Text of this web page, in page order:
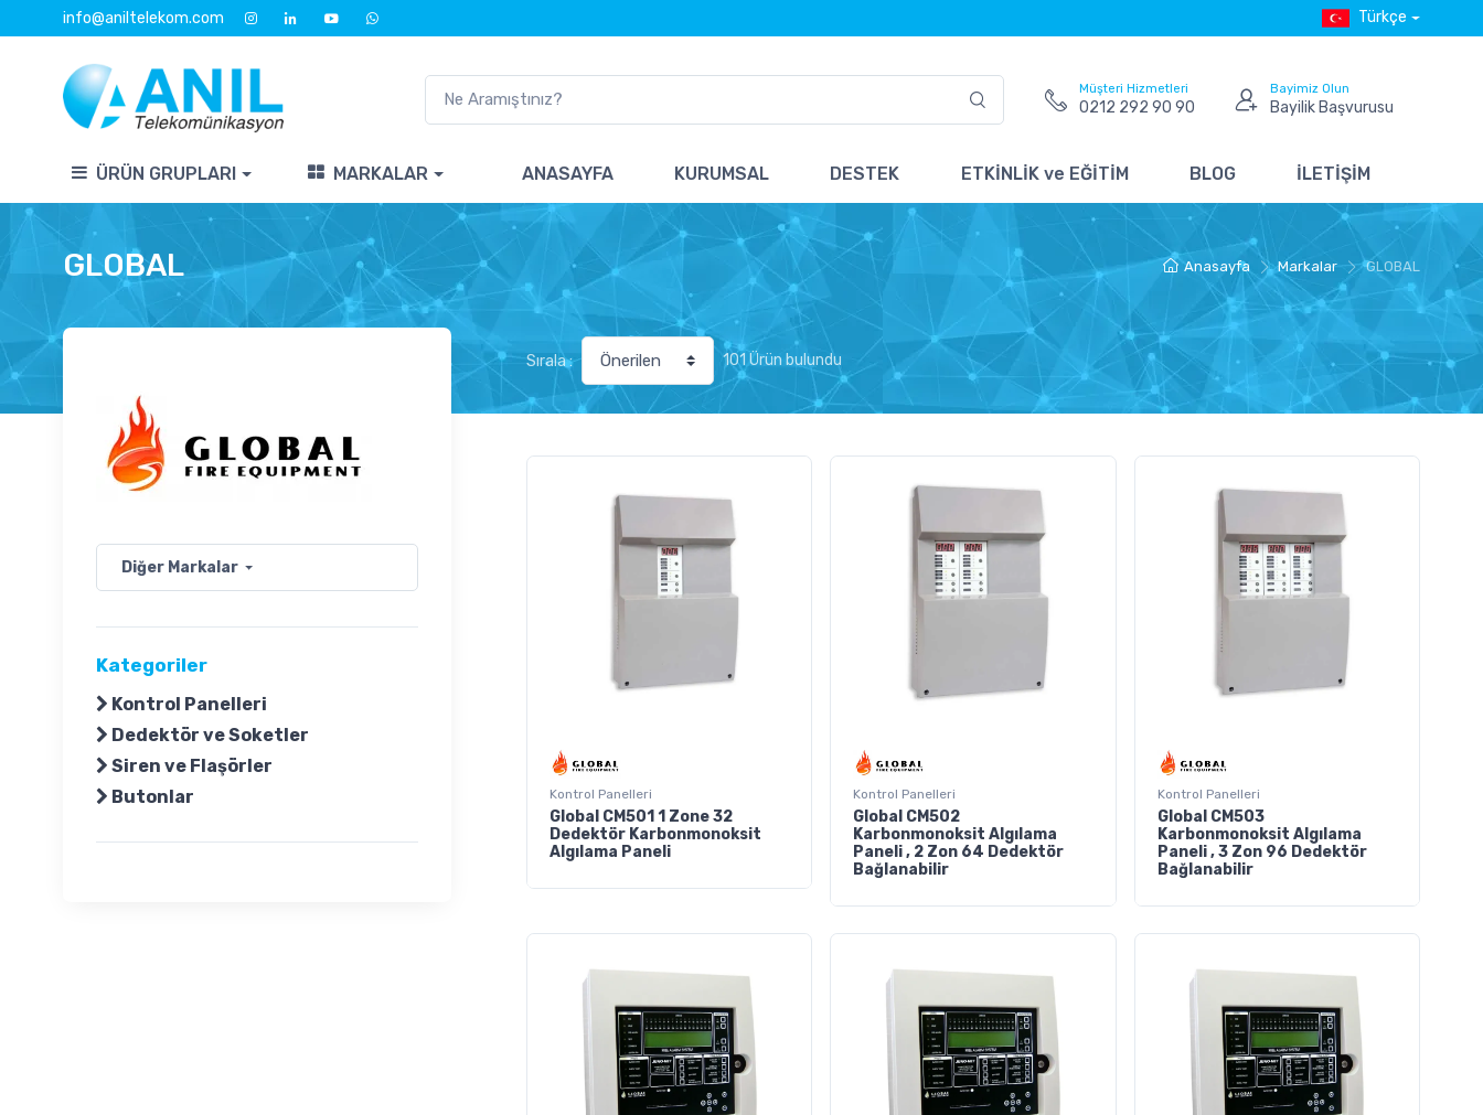
info@aniltelekom.com Türkçe
Müşteri Hizmetleri
0212 292 90 90
Bayimiz Olun
Bayilik Başvurusu
ÜRÜN GRUPLARI MARKALAR ANASAYFA KURUMSAL DESTEK ETKİNLİK ve EĞİTİM BLOG İLETİŞİM
Anasayfa Markalar GLOBAL
GLOBAL
Diğer Markalar
Kategoriler
Kontrol Panelleri
Dedektör ve Soketler
Siren ve Flaşörler
Butonlar
Sırala : 101 Ürün bulundu
Kontrol Panelleri
Global CM501 1 Zone 32
Dedektör Karbonmonoksit
Algılama Paneli
Kontrol Panelleri
Global CM502
Karbonmonoksit Algılama
Paneli , 2 Zon 64 Dedektör
Bağlanabilir
Kontrol Panelleri
Global CM503
Karbonmonoksit Algılama
Paneli , 3 Zon 96 Dedektör
Bağlanabilir